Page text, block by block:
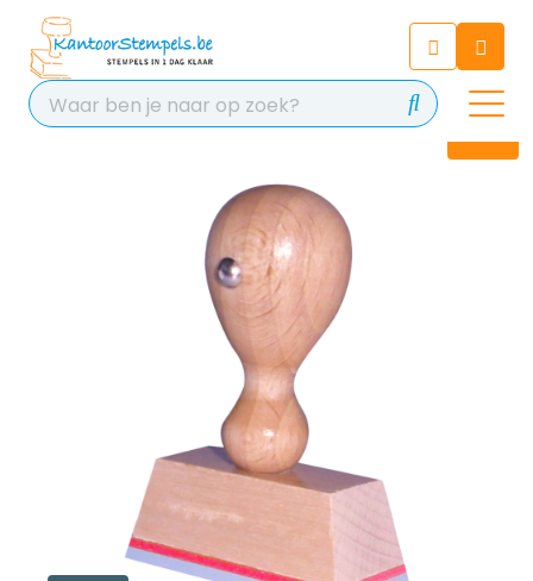
Chat 24/7 met onze chatbot
voor hulp
Contact